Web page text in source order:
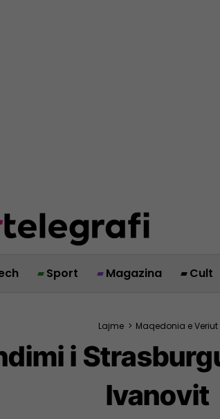
Sport Magazina Cult
Lajme > Maqedonia e Veriut
i
Ivanovit